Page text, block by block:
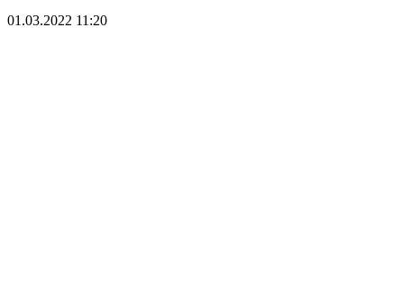
01.03.2022 11:20